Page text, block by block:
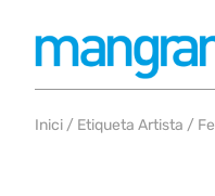
Inici / Etiqueta Artista / Fe